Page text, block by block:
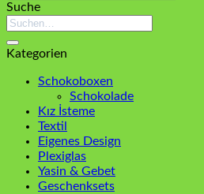
Suche
Suchen
Kategorien
Schokoboxen
Schokolade
Kız İsteme
Textil
Eigenes Design
Plexiglas
Yasin & Gebet
Geschenksets